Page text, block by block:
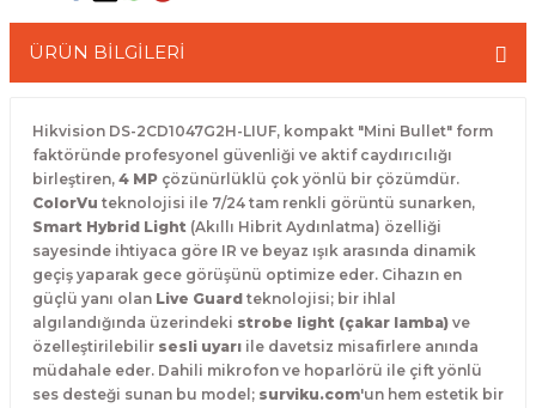
ÜRÜN BİLGİLERİ
Hikvision DS-2CD1047G2H-LIUF, kompakt "Mini Bullet" form
faktöründe profesyonel güvenliği ve aktif caydırıcılığı
birleştiren, 4 MP çözünürlüklü çok yönlü bir çözümdür.
ColorVu teknolojisi ile 7/24 tam renkli görüntü sunarken,
Smart Hybrid Light (Akıllı Hibrit Aydınlatma) özelliği
sayesinde ihtiyaca göre IR ve beyaz ışık arasında dinamik
geçiş yaparak gece görüşünü optimize eder. Cihazın en
güçlü yanı olan Live Guard teknolojisi; bir ihlal
algılandığında üzerindeki strobe light (çakar lamba) ve
özelleştirilebilir sesli uyarı ile davetsiz misafirlere anında
müdahale eder. Dahili mikrofon ve hoparlörü ile çift yönlü
ses desteği sunan bu model; surviku.com'un hem estetik bir